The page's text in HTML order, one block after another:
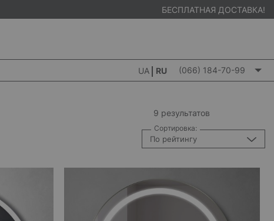
БЕСПЛАТНАЯ ДОСТАВКА!
UA RU (066) 184-70-99
9 результатов
Сортировка:
По рейтингу